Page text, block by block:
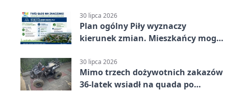
30 lipca 2026
Plan ogólny Piły wyznaczy
kierunek zmian. Mieszkańcy mogą
30 lipca 2026
Mimo trzech dożywotnich zakazów
36-latek wsiadł na quada po